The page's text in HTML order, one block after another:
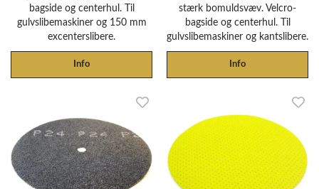
bagside og centerhul. Til
gulvslibemaskiner og 150 mm
excenterslibere.
Info
stærk bomuldsvæv. Velcro-
bagside og centerhul. Til
gulvslibemaskiner og kantslibere.
Info